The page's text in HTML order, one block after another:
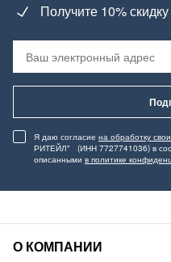
Получите 10%
Я даю согласие на обработку
РИТЕЙЛ" (ИНН 7727741036) в
описанными в политике
О КОМПАНИИ